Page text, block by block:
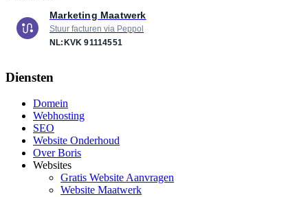
Marketing Maatwerk
Stuur facturen via Peppol
NL:KVK 91114551
Diensten
Domein
Webhosting
SEO
Website Onderhoud
Over Boris
Websites
Gratis Website Aanvragen
Website Maatwerk